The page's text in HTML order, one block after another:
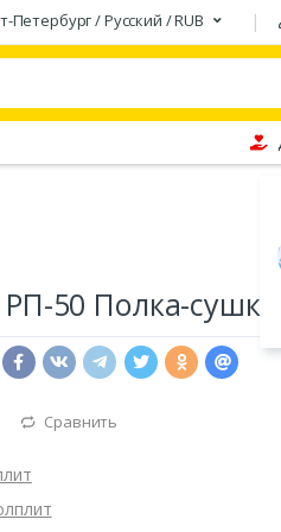
Петербург / Русский / RUB
РП-50 Полка-
Сравнить